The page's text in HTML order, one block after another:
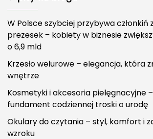
W Polsce szybciej przybywa członkiń
prezesek – kobiety w biznesie
o 6,9 mld
Krzesło welurowe – elegancja, która
wnętrze
Kosmetyki i akcesoria pielęgnacyjne
fundament codziennej troski o urodę
Okulary do czytania – styl, komfort i
wzroku